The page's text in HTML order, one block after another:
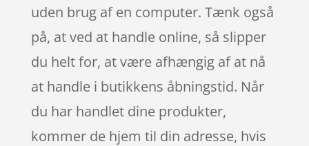
uden brug af en computer. Tænk også
på, at ved at handle online, så slipper
du helt for, at være afhængig af at nå
at handle i butikkens åbningstid. Når
du har handlet dine produkter,
kommer de hjem til din adresse, hvis